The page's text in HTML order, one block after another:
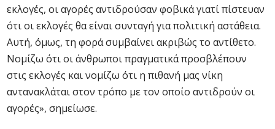
εκλογές, οι αγορές αντιδρούσαν φοβικά γιατί πίστευαν
ότι οι εκλογές θα είναι συνταγή για πολιτική αστάθεια.
Αυτή, όμως, τη φορά συμβαίνει ακριβώς το αντίθετο.
Νομίζω ότι οι άνθρωποι πραγματικά προσβλέπουν
στις εκλογές και νομίζω ότι η πιθανή μας νίκη
αντανακλάται στον τρόπο με τον οποίο αντιδρούν οι
αγορές», σημείωσε.